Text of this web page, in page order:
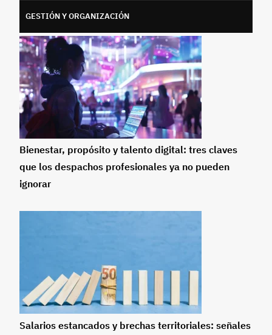
GESTIÓN Y ORGANIZACIÓN
Bienestar, propósito y talento digital: tres claves
que los despachos profesionales ya no pueden
ignorar
Salarios estancados y brechas territoriales: señales